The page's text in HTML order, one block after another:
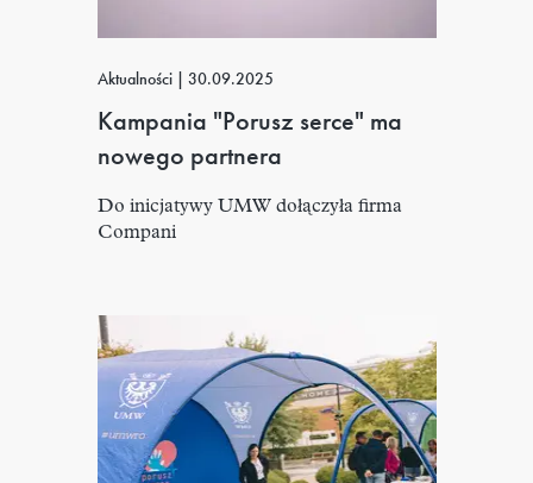
Aktualności | 30.09.2025
Kampania "Porusz serce" ma
nowego partnera
Do inicjatywy UMW dołączyła firma
Compani